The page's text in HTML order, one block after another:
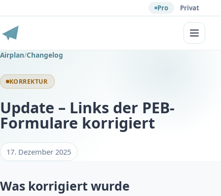
Pro Privat
Menü
Airplan/Changelog
KORREKTUR
Update – Links der PEB-
Formulare korrigiert
17. Dezember 2025
Was korrigiert wurde